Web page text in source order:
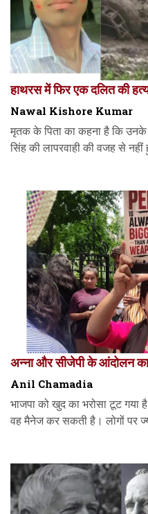
हाथरस में फिर एक दलित की
Nawal Kishore Kumar
मृतक के पिता का कहना है कि उनके
सिंह की लापरवाही की वजह से
अन्ना और सीजेपी के आंदोलन
Anil Chamadia
भाजपा को खुद का भरोसा टूट गया
वह मैनेज कर सकती है। लोगों पर